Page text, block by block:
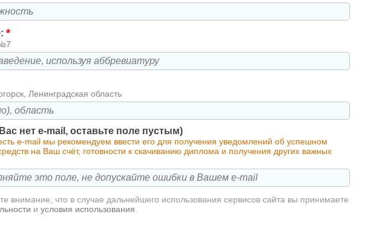
*
Ленинградская область
нет e-mail, оставьте поле пустым)
e-mail мы рекомендуем ввести его для получения уведомлений об успешном
на Ваш счёт, готовности к скачиванию диплома и получения других важных
внимание, что в случае дальнейшего использования сервисов сайта вы принимаете
и условия использования